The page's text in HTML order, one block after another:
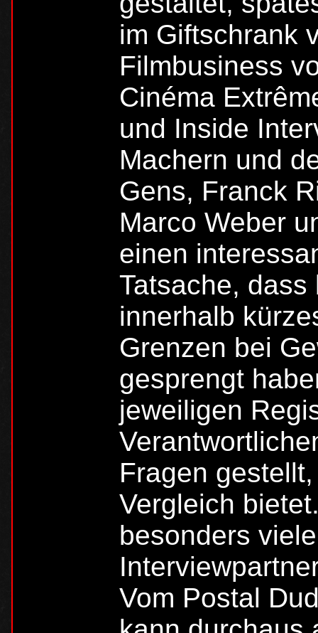
im Giftschrank
Filmbusiness
Cinéma
und Inside
Machern und
Gens, Franck
Marco Weber
einen
Tatsache,
innerhalb
Grenzen bei
gesprengt
jeweiligen
Fragen
Vergleich
besonders
Vom Postal